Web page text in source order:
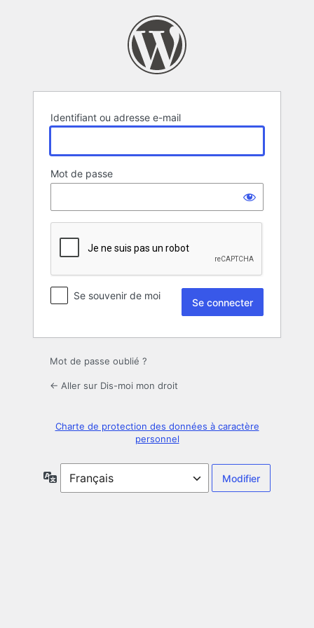
Identifiant ou adresse e-mail
Mot de passe
Se souvenir de moi
Mot de passe oublié ?
← Aller sur Dis-moi mon droit
Charte de protection des données à caractère
personnel
Langue